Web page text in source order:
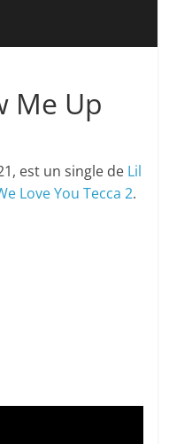
Me Up
est un single de Lil
Love You Tecca 2.